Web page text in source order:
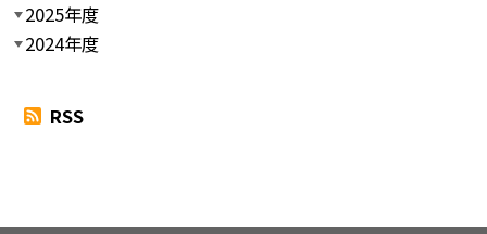
2025年度
2024年度
RSS